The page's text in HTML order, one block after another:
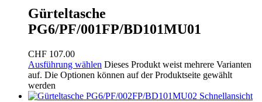
Gürteltasche
PG6/PF/001FP/BD101MU01
CHF 107.00
Ausführung wählen Dieses Produkt weist mehrere Varianten
auf. Die Optionen können auf der Produktseite gewählt
werden
Schnellansicht